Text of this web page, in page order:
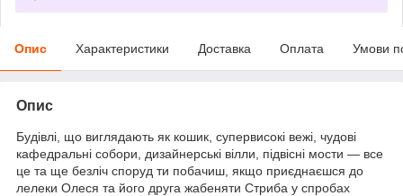
Опис Характеристики Доставка Оплата Умови
Опис
Будівлі, що виглядають як кошик, супервисокі вежі, чудові
кафедральні собори, дизайнерські вілли, підвісні мости — все
це та ще безліч споруд ти побачиш, якщо приєднаєшся до
лелеки Олеся та його друга жабеняти Стриба у спробах